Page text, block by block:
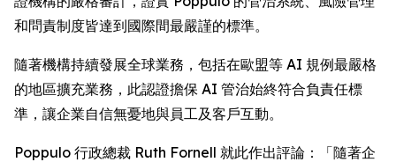
和問責制度皆達到國際間最嚴謹的標準。
隨著機構持續發展全球業務，包括在歐盟等 AI 規例最嚴格
的地區擴充業務，此認證擔保 AI 管治始終符合負責任標
準，讓企業自信無憂地與員工及客戶互動。
Poppulo 行政總裁 Ruth Fornell 就此作出評論：「隨著企